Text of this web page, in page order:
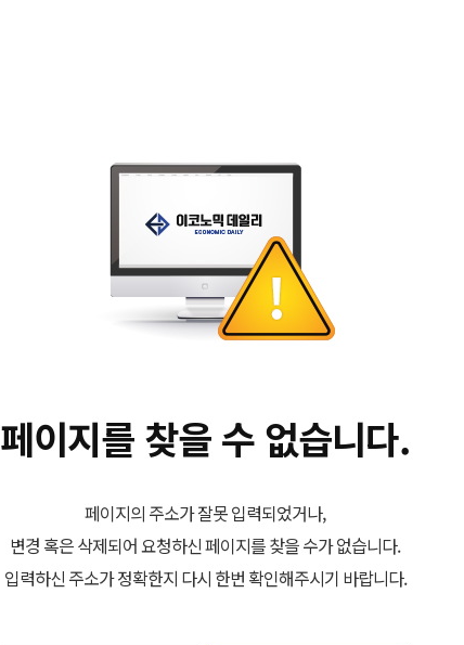
페이지를 찾을 수 없습니다.
페이지의 주소가 잘못 입력되었거나,
변경 혹은 삭제되어 요청하신 페이지를 찾을 수가 없습니다.
입력하신 주소가 정확한지 다시 한번 확인해주시기 바랍니다.